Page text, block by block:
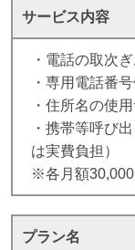
サービス内容
・電話の取次
・専用電話番
・住所名の使
・携帯等呼び
は実費負担）
※各月額30,000
プラン名